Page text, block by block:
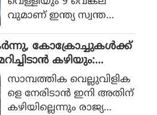
വുമാണ് ഇന്ത്യ സ്വന്ത
കോക്രോച്ചുകള്‍ക്ക്
കഴിയും:
ആഭ്യന്തര മന്ത്രി
സാമ്പത്തിക വെല്ലുവിളിക
ളെ നേരിടാന്‍ ഇനി അതിന്
കഴിയില്ലെന്നും രാജ്യത്തെ